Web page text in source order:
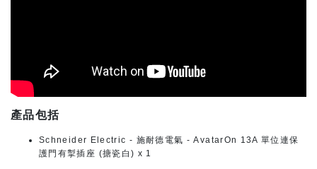
產品包括
Schneider Electric - 施耐德電氣 - AvatarOn 13A 單位連保
護門有掣插座 (搪瓷白) x 1